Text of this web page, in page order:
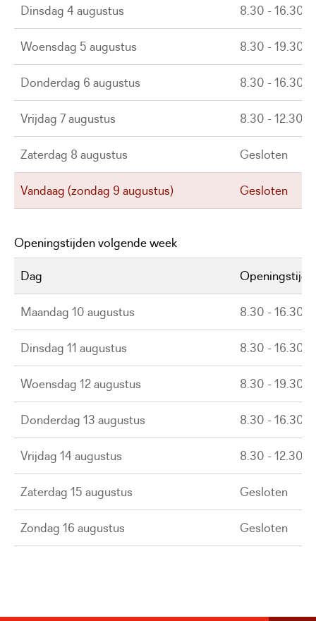
Dinsdag 4 augustus 8.30 - 16.30
Woensdag 5 augustus 8.30 - 19.30
Donderdag 6 augustus 8.30 - 16.30
Vrijdag 7 augustus 8.30 - 12.30
Zaterdag 8 augustus Gesloten
Vandaag (zondag 9 augustus) Gesloten
Openingstijden volgende week
Dag
Maandag 10 augustus 8.30 - 16.30
Dinsdag 11 augustus 8.30 - 16.30
Woensdag 12 augustus 8.30 - 19.30
Donderdag 13 augustus 8.30 - 16.30
Vrijdag 14 augustus 8.30 - 12.30
Zaterdag 15 augustus Gesloten
Zondag 16 augustus Gesloten